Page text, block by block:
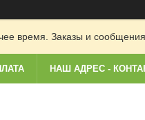
время. Заказы и
НАШ АДРЕС -